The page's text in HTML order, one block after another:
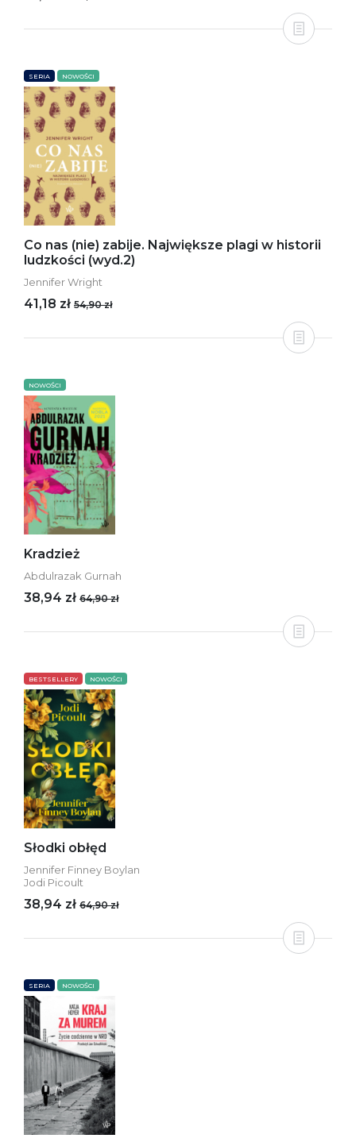
SERIA NOWOŚCI
Co nas (nie) zabije. Największe plagi w historii
ludzkości (wyd.2)
Jennifer Wright
41,18 zł 54,90 zł
NOWOŚCI
Kradzież
Abdulrazak Gurnah
38,94 zł 64,90 zł
BESTSELLERY NOWOŚCI
Słodki obłęd
Jennifer Finney Boylan
Jodi Picoult
38,94 zł 64,90 zł
SERIA NOWOŚCI